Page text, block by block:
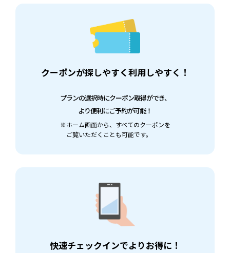
クーポンが探しやすく利用しやすく！
プランの選択時にクーポン取得ができ、
より便利にご予約が可能！
※ホーム画面から、すべてのクーポンを
ご覧いただくことも可能です。
快速チェックインでよりお得に！